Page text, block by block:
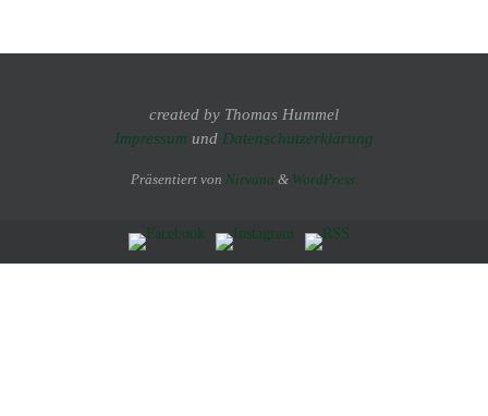
created by Thomas Hummel
Impressum und Datenschutzerklärung
Präsentiert von Nirvana & WordPress.